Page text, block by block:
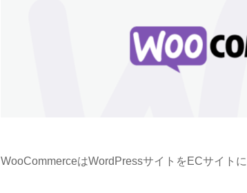
WooCommerceはWordPressサイトをECサイト